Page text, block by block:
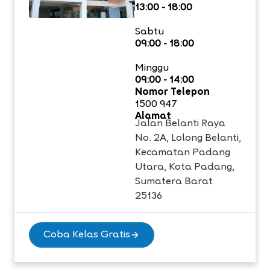
13:00 - 18:00
Sabtu
09:00 - 18:00
Minggu
09:00 - 14:00
Nomor Telepon
1500 947
Alamat
Jalan Belanti Raya
No. 2A, Lolong Belanti,
Kecamatan Padang
Utara, Kota Padang,
Sumatera Barat
25136
Coba Kelas Gratis